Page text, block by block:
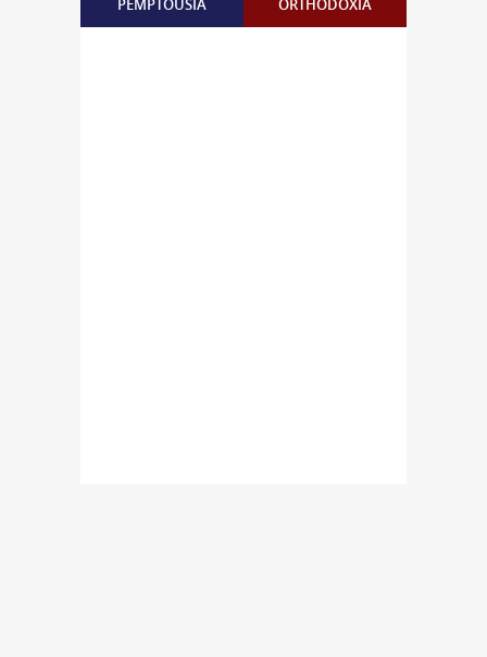
PEMPTOUSIA ORTHODOXIA